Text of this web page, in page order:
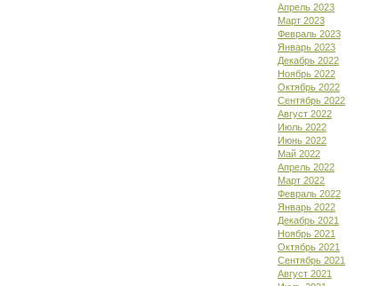
Апрель 2023
Март 2023
Февраль 2023
Январь 2023
Декабрь 2022
Ноябрь 2022
Октябрь 2022
Сентябрь 2022
Август 2022
Июль 2022
Июнь 2022
Май 2022
Апрель 2022
Март 2022
Февраль 2022
Январь 2022
Декабрь 2021
Ноябрь 2021
Октябрь 2021
Сентябрь 2021
Август 2021